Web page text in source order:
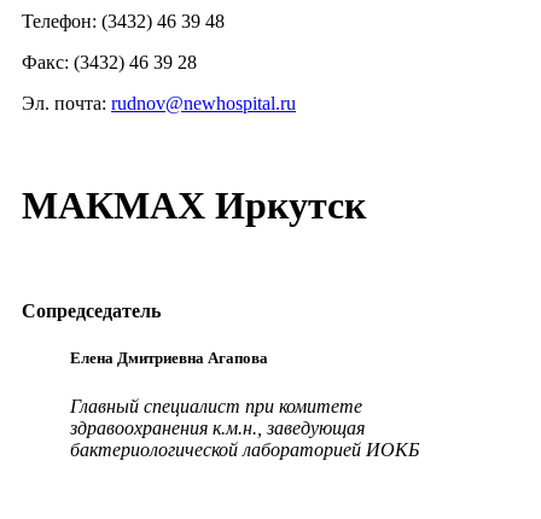
Телефон: (3432) 46 39 48
Факс: (3432) 46 39 28
Эл. почта: rudnov@newhospital.ru
МАКМАХ Иркутск
Сопредседатель
Елена Дмитриевна Агапова
Главный специалист при комитете
здравоохранения к.м.н., заведующая
бактериологической лабораторией ИОКБ